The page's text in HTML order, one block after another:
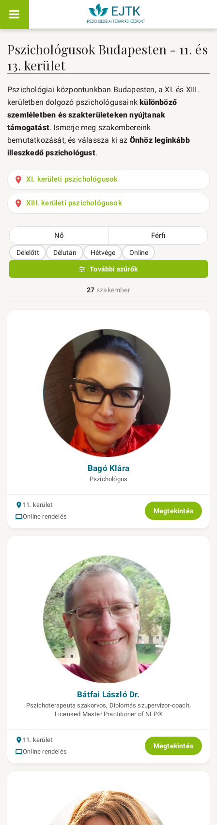
Pszichológusok Budapesten - 11. és
13. kerület
Pszichológiai központunkban Budapesten, a XI. és XIII.
kerületben dolgozó pszichológusainkkülönböző
szemléletben és szakterületeken nyújtanak
támogatást. Ismerje meg szakembereink
bemutatkozását, és válassza ki az Önhöz leginkább
illeszkedő pszichológust.
XI. kerületi pszichológusok
XIII. kerületi pszichológusok
Nő Férfi
Délelőtt Délután Hétvége Online
További szűrők
27 szakember
Bagó Klára
Pszichológus
11. kerület
Online rendelés
Megtekintés
Bátfai László Dr.
Pszichoterapeuta szakorvos, Diplomás szupervizor-coach,
Licensed Master Practitioner of NLP®
11. kerület
Online rendelés
Megtekintés